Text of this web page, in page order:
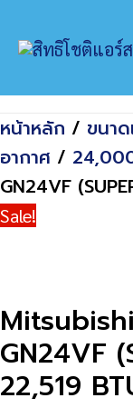
Home
สินค้า
Mitsubishi
หน้าหลัก / ขนา
อากาศ /
GN24VF
Sale!
GN24VF
22,519